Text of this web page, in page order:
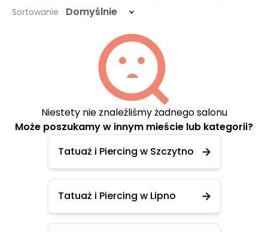
Sortowanie Domyślnie
Niestety nie znaleźliśmy żadnego salonu
Może poszukamy w innym mieście lub kategorii?
Tatuaż i Piercing w Szczytno
Tatuaż i Piercing w Lipno